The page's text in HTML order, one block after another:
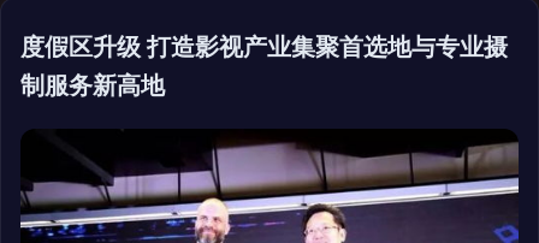
度假区升级 打造影视产业集聚首选地与专业摄
制服务新高地